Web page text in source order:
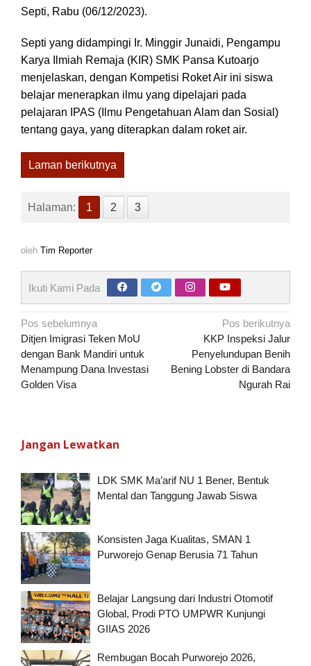
Septi, Rabu (06/12/2023).
Septi yang didampingi Ir. Minggir Junaidi, Pengampu
Karya Ilmiah Remaja (KIR) SMK Pansa Kutoarjo
menjelaskan, dengan Kompetisi Roket Air ini siswa
belajar menerapkan ilmu yang dipelajari pada
pelajaran IPAS (Ilmu Pengetahuan Alam dan Sosial)
tentang gaya, yang diterapkan dalam roket air.
Laman berikutnya
Halaman: 1 2 3
oleh Tim Reporter
Ikuti Kami Pada
Navigasi
pos
Pos sebelumnya
Ditjen Imigrasi Teken MoU
dengan Bank Mandiri untuk
Menampung Dana Investasi
Golden Visa
Pos berikutnya
KKP Inspeksi Jalur
Penyelundupan Benih
Bening Lobster di Bandara
Ngurah Rai
Jangan Lewatkan
LDK SMK Ma’arif NU 1 Bener, Bentuk
Mental dan Tanggung Jawab Siswa
Konsisten Jaga Kualitas, SMAN 1
Purworejo Genap Berusia 71 Tahun
Belajar Langsung dari Industri Otomotif
Global, Prodi PTO UMPWR Kunjungi
GIIAS 2026
Rembugan Bocah Purworejo 2026,